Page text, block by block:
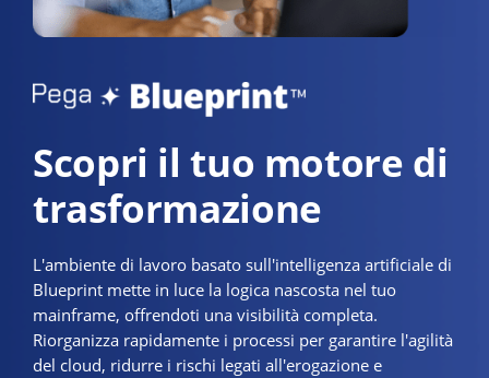
Scopri il tuo motore di
trasformazione
L'ambiente di lavoro basato sull'intelligenza artificiale di
Blueprint mette in luce la logica nascosta nel tuo
mainframe, offrendoti una visibilità completa.
Riorganizza rapidamente i processi per garantire l'agilità
del cloud, ridurre i rischi legati all'erogazione e